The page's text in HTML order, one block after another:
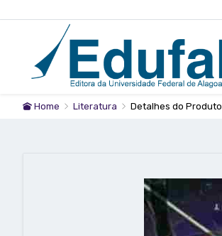
Home Literatura Detalhes do Produto